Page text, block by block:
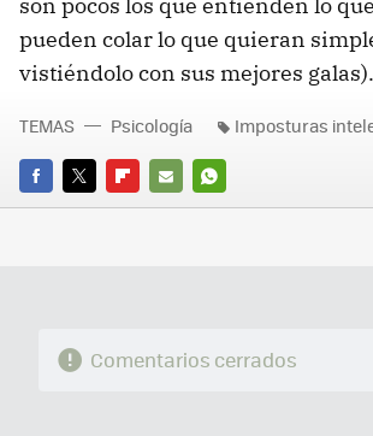
pueden colar lo que quieran
vistiéndolo con sus mejores galas).
FACEBOOK
TWITTERFLIPBOARD
E-
WHATSAPP
TEMAS Psicología Imposturas
Comentarios cerrados